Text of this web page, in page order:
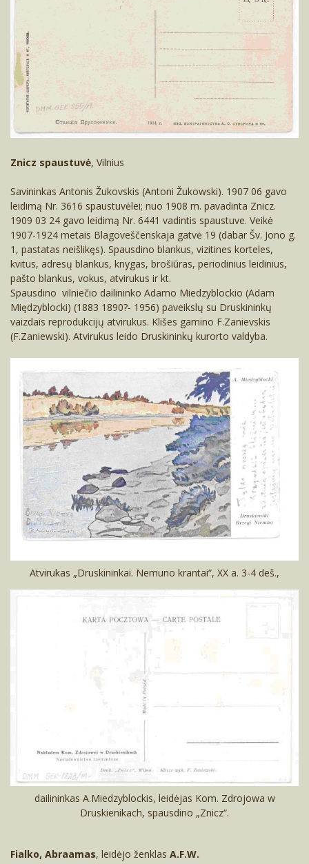
Znicz spaustuvė, Vilnius
Savininkas Antonis Žukovskis (Antoni Žukowski). 1907 06 gavo
leidimą Nr. 3616 spaustuvėlei; nuo 1908 m. pavadinta Znicz.
1909 03 24 gavo leidimą Nr. 6441 vadintis spaustuve. Veikė
1907-1924 metais Blagoveščenskaja gatvė 19 (dabar Šv. Jono g.
1, pastatas neišlikęs). Spausdino blankus, vizitines korteles,
kvitus, adresų blankus, knygas, brošiūras, periodinius leidinius,
pašto blankus, vokus, atvirukus ir kt.
Spausdino vilniečio dailininko Adamo Miedzyblockio (Adam
Międzyblocki) (1883 1890?- 1956) paveikslų su Druskininkų
vaizdais reprodukcijų atvirukus. Klišes gamino F.Zanievskis
(F.Zaniewski). Atvirukus leido Druskininkų kurorto valdyba.
Atvirukas „Druskininkai. Nemuno krantai“, XX a. 3-4 deš.,
dailininkas A.Miedzyblockis, leidėjas Kom. Zdrojowa w
Druskienikach, spausdino „Znicz“.
Fialko, Abraamas, leidėjo ženklas A.F.W.